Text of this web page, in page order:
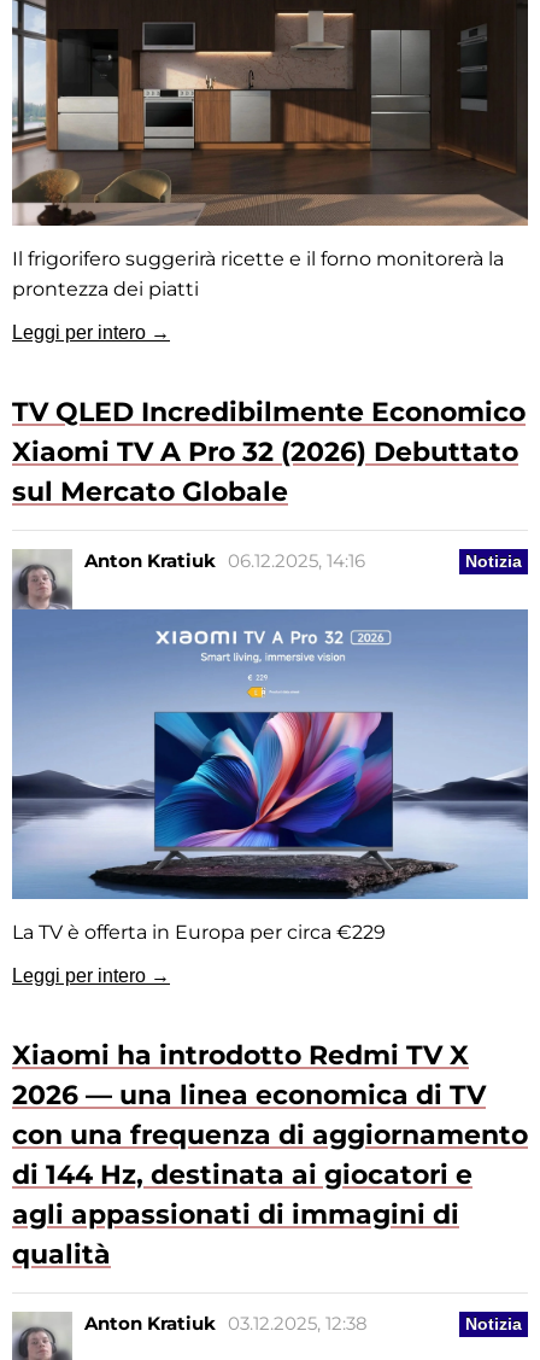
Il frigorifero suggerirà ricette e il forno monitorerà la
prontezza dei piatti
Leggi per intero →
TV QLED Incredibilmente Economico
Xiaomi TV A Pro 32 (2026) Debuttato
sul Mercato Globale
Notizia
Anton Kratiuk 06.12.2025, 14:16
La TV è offerta in Europa per circa €229
Leggi per intero →
Xiaomi ha introdotto Redmi TV X
2026 — una linea economica di TV
con una frequenza di aggiornamento
di 144 Hz, destinata ai giocatori e
agli appassionati di immagini di
qualità
Notizia
Anton Kratiuk 03.12.2025, 12:38